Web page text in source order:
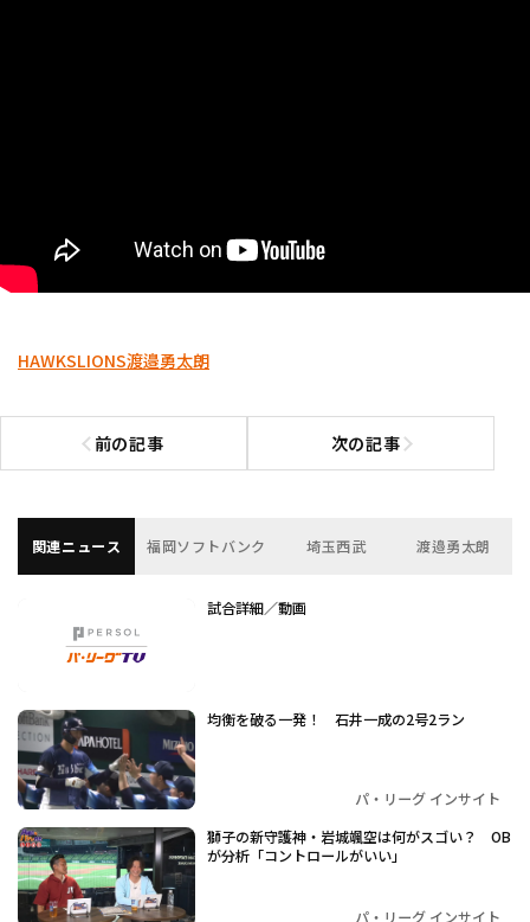
HAWKSLIONS渡邉勇太朗
前の記事
前の記事へ 次の記事次の記事へ
関連ニュース 福岡ソフトバンク 埼玉西武 渡邉勇太朗
試合詳細／動画
均衡を破る一発！ 石井一成の2号2ラン
パ・リーグ インサイト
獅子の新守護神・岩城颯空は何がスゴい？ OB
が分析「コントロールがいい」
パ・リーグ インサイト